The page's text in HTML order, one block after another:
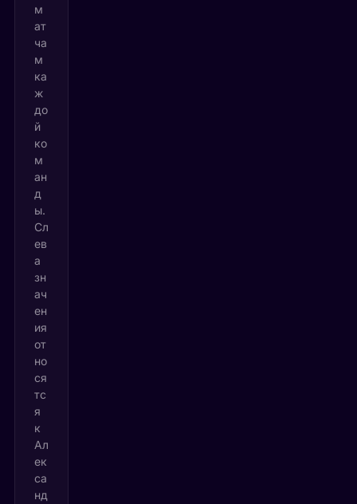
м
ат
ча
м
ка
ж
до
й
ко
м
ан
д
ы.
Сл
ев
а
зн
ач
ен
ия
от
но
ся
тс
я
к
Ал
ек
са
нд